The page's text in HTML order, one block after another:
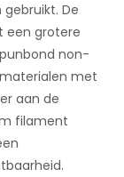
De
een grotere
non-
met
aan de
filament